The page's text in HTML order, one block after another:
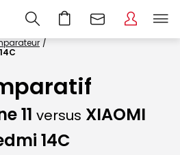
11 versus XIAOMI
14C